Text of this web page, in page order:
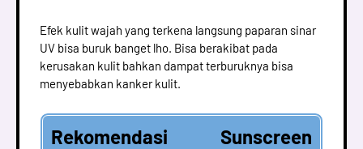
Efek kulit wajah yang terkena langsung paparan sinar
UV bisa buruk banget lho. Bisa berakibat pada
kerusakan kulit bahkan dampat terburuknya bisa
menyebabkan kanker kulit.
Rekomendasi Sunscreen